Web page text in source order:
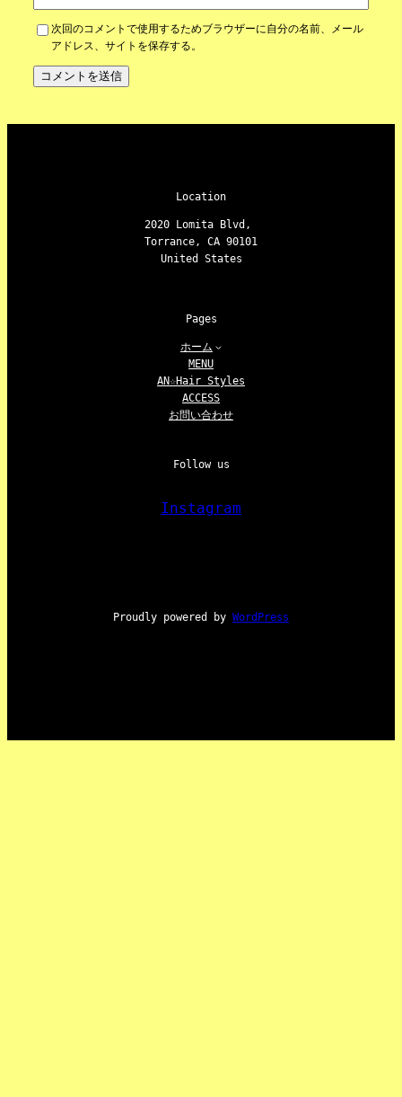
次回のコメントで使用するためブラウザーに自分の名前、メール
アドレス、サイトを保存する。
Location
2020 Lomita Blvd,
Torrance, CA 90101
United States
Pages
ホーム
MENU
AN☆Hair Styles
ACCESS
お問い合わせ
Follow us
Instagram
Proudly powered by WordPress